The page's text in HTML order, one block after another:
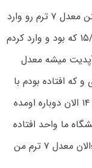
دوستان من مشکلم واقعا عجیبه روزی که گفتن معدل ۷ ترم رو وارد
کنید ما ام رفتیم داخل سایت دقیق همون ۱۵/۱۳ که بود و وارد کردم
آپدیت میشه معدل
داستان اینه که ۵ واحدی و که افتاده بودم با
آیین نامه ۹۱ حذف شده بود به علت نمره بالا ۱۴ الان دوباره اومده
ما واحد افتاده
داشتن و با آیین نامه ۹۱ نمره حذف شده بود؛الان معدل ۷ ترم من